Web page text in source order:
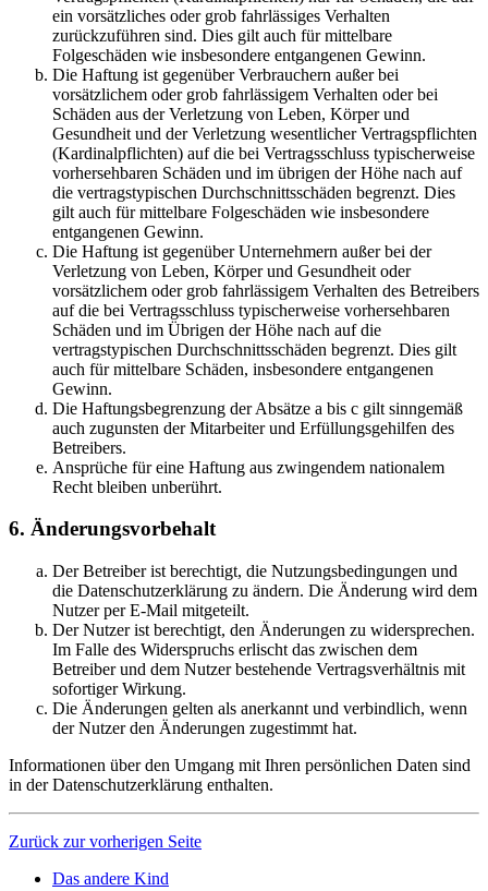
ein vorsätzliches oder grob fahrlässiges Verhalten
zurückzuführen sind. Dies gilt auch für mittelbare
Folgeschäden wie insbesondere entgangenen Gewinn.
Die Haftung ist gegenüber Verbrauchern außer bei
vorsätzlichem oder grob fahrlässigem Verhalten oder bei
Schäden aus der Verletzung von Leben, Körper und
Gesundheit und der Verletzung wesentlicher Vertragspflichten
(Kardinalpflichten) auf die bei Vertragsschluss typischerweise
vorhersehbaren Schäden und im übrigen der Höhe nach auf
die vertragstypischen Durchschnittsschäden begrenzt. Dies
gilt auch für mittelbare Folgeschäden wie insbesondere
entgangenen Gewinn.
Die Haftung ist gegenüber Unternehmern außer bei der
Verletzung von Leben, Körper und Gesundheit oder
vorsätzlichem oder grob fahrlässigem Verhalten des Betreibers
auf die bei Vertragsschluss typischerweise vorhersehbaren
Schäden und im Übrigen der Höhe nach auf die
vertragstypischen Durchschnittsschäden begrenzt. Dies gilt
auch für mittelbare Schäden, insbesondere entgangenen
Gewinn.
Die Haftungsbegrenzung der Absätze a bis c gilt sinngemäß
auch zugunsten der Mitarbeiter und Erfüllungsgehilfen des
Betreibers.
Ansprüche für eine Haftung aus zwingendem nationalem
Recht bleiben unberührt.
6. Änderungsvorbehalt
Der Betreiber ist berechtigt, die Nutzungsbedingungen und
die Datenschutzerklärung zu ändern. Die Änderung wird dem
Nutzer per E-Mail mitgeteilt.
Der Nutzer ist berechtigt, den Änderungen zu widersprechen.
Im Falle des Widerspruchs erlischt das zwischen dem
Betreiber und dem Nutzer bestehende Vertragsverhältnis mit
sofortiger Wirkung.
Die Änderungen gelten als anerkannt und verbindlich, wenn
der Nutzer den Änderungen zugestimmt hat.
Informationen über den Umgang mit Ihren persönlichen Daten sind
in der Datenschutzerklärung enthalten.
Zurück zur vorherigen Seite
Das andere Kind